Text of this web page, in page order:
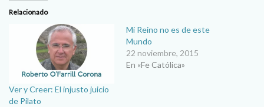
Relacionado
Ver y Creer: El injusto juicio
de Pilato
Mi Reino no es de este
Mundo
22 noviembre, 2015
En «Fe Católica»